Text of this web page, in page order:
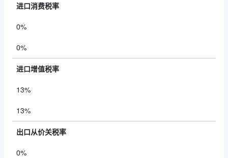
进口消费税率
0%
0%
进口增值税率
13%
13%
出口从价关税率
0%